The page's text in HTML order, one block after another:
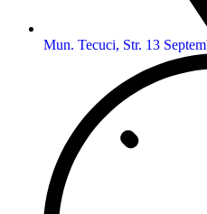
Mun. Tecuci, Str. 13